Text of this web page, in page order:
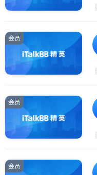
会员
会员
会员